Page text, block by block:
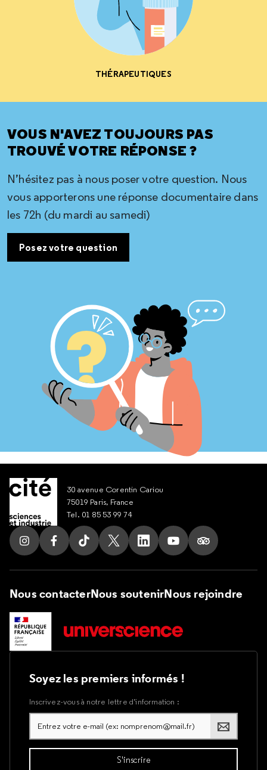
THÉRAPEUTIQUES
VOUS N'AVEZ TOUJOURS PAS
TROUVÉ VOTRE RÉPONSE ?
N’hésitez pas à nous poser votre question. Nous
vous apporterons une réponse documentaire dans
les 72h (du mardi au samedi)
Posez votre question
30 avenue Corentin Cariou
75019 Paris, France
Tel. 01 85 53 99 74
Suivez nous sur Instagram
Suivez nous sur Facebook
Suivez nous sur Tik Tok
Suivez nous sur X
Suivez nous sur LinkedIn
Suivez nous sur
Suivez nous
Nous contacterNous soutenirNous rejoindre
Soyez les premiers informés !
Inscrivez-vous à notre lettre d’information :